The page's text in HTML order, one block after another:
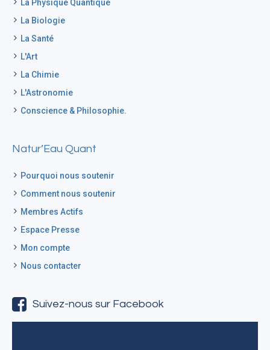
La Physique Quantique
La Biologie
La Santé
L'Art
La Chimie
L'Astronomie
Conscience & Philosophie.
Natur’Eau Quant
Pourquoi nous soutenir
Comment nous soutenir
Membres Actifs
Espace Presse
Mon compte
Nous contacter
Suivez-nous sur Facebook